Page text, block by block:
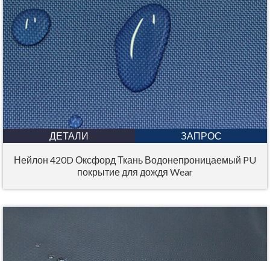
ДЕТАЛИ ЗАПРОС
Нейлон 420D Оксфорд Ткань Водонепроницаемый PU
покрытие для дождя Wear